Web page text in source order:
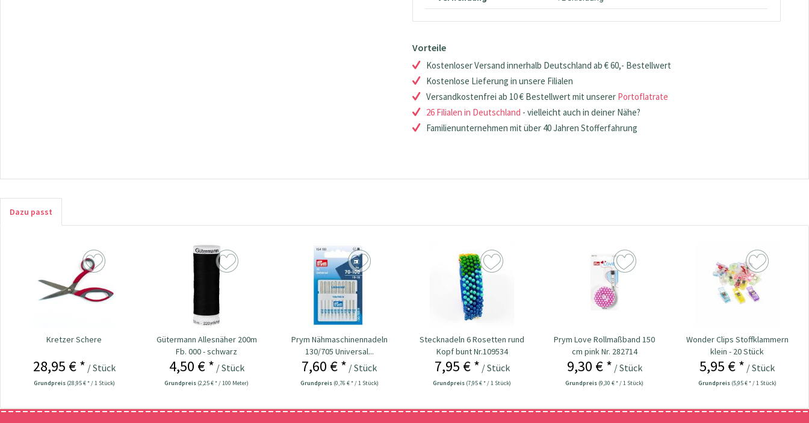
Vorteile
Kostenloser Versand innerhalb Deutschland ab € 60,- Bestellwert
Kostenlose Lieferung in unsere Filialen
Versandkostenfrei ab 10 € Bestellwert mit unserer Portoflatrate
26 Filialen in Deutschland - vielleicht auch in deiner Nähe?
Familienunternehmen mit über 40 Jahren Stofferfahrung
Dazu passt
Kretzer Schere
28,95 € * / Stück
Grundpreis (28,95 € * / 1 Stück)
Gütermann Allesnäher 200m
Fb. 000 - schwarz
4,50 € * / Stück
Grundpreis (2,25 € * / 100 Meter)
Prym Nähmaschinennadeln
130/705 Universal...
7,60 € * / Stück
Grundpreis (0,76 € * / 1 Stück)
Stecknadeln 6 Rosetten rund
Kopf bunt Nr.109534
7,95 € * / Stück
Grundpreis (7,95 € * / 1 Stück)
Prym Love Rollmaßband 150
cm pink Nr. 282714
9,30 € * / Stück
Grundpreis (9,30 € * / 1 Stück)
Wonder Clips Stoffklammern
klein - 20 Stück
5,95 € * / Stück
Grundpreis (5,95 € * / 1 Stück)